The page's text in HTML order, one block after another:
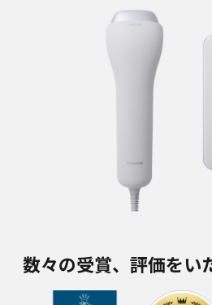
数々の受賞、評価をい